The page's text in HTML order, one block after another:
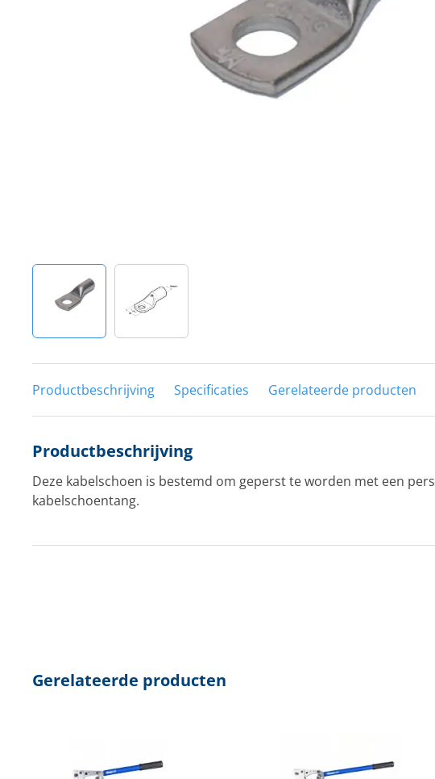
Tuigage en dekbeslag
Productbeschrijving Specificaties Gerelateerde producten
Productbeschrijving
Deze kabelschoen is bestemd om geperst te worden met een pers
kabelschoentang.
Gerelateerde producten